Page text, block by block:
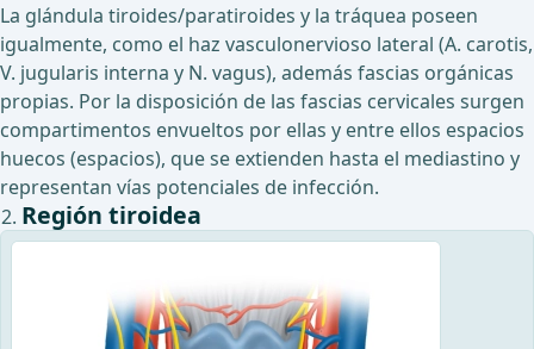
La glándula tiroides/paratiroides y la tráquea poseen
igualmente, como el haz vasculonervioso lateral (A. carotis,
V. jugularis interna y N. vagus), además fascias orgánicas
propias. Por la disposición de las fascias cervicales surgen
compartimentos envueltos por ellas y entre ellos espacios
huecos (espacios), que se extienden hasta el mediastino y
representan vías potenciales de infección.
Región tiroidea